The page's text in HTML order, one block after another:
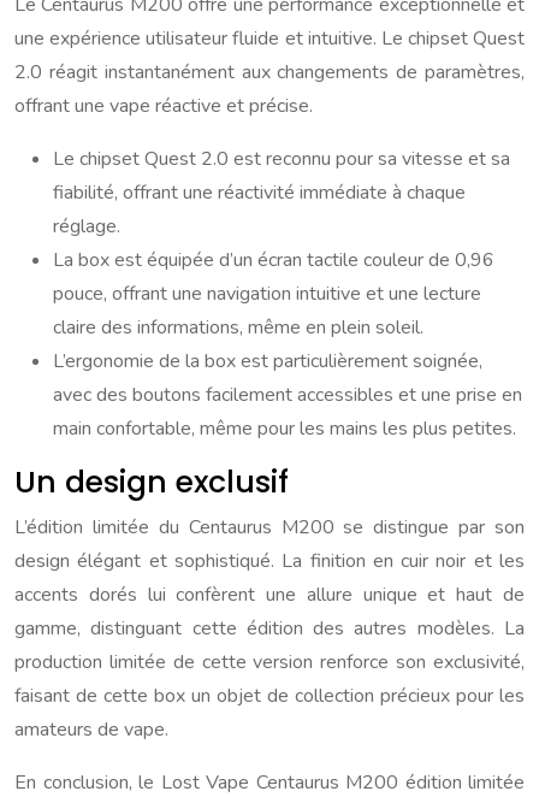
une expérience utilisateur fluide et intuitive. Le chipset Quest
2.0 réagit instantanément aux changements de paramètres,
offrant une vape réactive et précise.
Le chipset Quest 2.0 est reconnu pour sa vitesse et sa
fiabilité, offrant une réactivité immédiate à chaque
réglage.
La box est équipée d’un écran tactile couleur de 0,96
pouce, offrant une navigation intuitive et une lecture
claire des informations, même en plein soleil.
L’ergonomie de la box est particulièrement soignée,
avec des boutons facilement accessibles et une prise en
main confortable, même pour les mains les plus petites.
Un design exclusif
L’édition limitée du Centaurus M200 se distingue par son
design élégant et sophistiqué. La finition en cuir noir et les
accents dorés lui confèrent une allure unique et haut de
gamme, distinguant cette édition des autres modèles. La
production limitée de cette version renforce son exclusivité,
faisant de cette box un objet de collection précieux pour les
amateurs de vape.
En conclusion, le Lost Vape Centaurus M200 édition limitée